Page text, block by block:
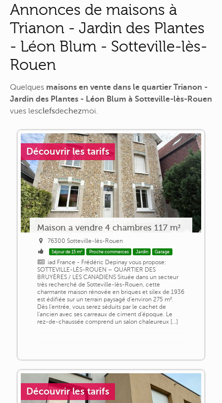
Annonces de maisons à
Trianon - Jardin des Plantes
- Léon Blum - Sotteville-lès-
Rouen
Quelques maisons en vente dans le quartier Trianon -
Jardin des Plantes - Léon Blum à Sotteville-lès-Rouen
vues lesclefsdechezmoi.
Découvrir les tarifs
Maison a vendre 4 chambres 117 m²
76300 Sotteville-lès-Rouen
Séjour de 15 m² Proche commerces Jardin Garage
iad France - Frédéric Depinay vous propose:
SOTTEVILLE-LÈS-ROUEN – QUARTIER DES
BRUYÈRES / LES CANADIENS Située dans un secteur
très recherché de Sotteville-lès-Rouen, cette
charmante maison rénovée en briques et silex de 1936
est édifiée sur un terrain paysagé d'environ 275 m².
Dès l'entrée, vous serez séduits par le cachet de
l'ancien avec ses carreaux de ciment d'époque. Le
rez-de-chaussée comprend un salon chaleureux [...]
Découvrir les tarifs